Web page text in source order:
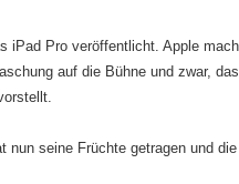
iPad Pro veröffentlicht. Apple
auf die Bühne und zwar,
nun seine Früchte getragen und